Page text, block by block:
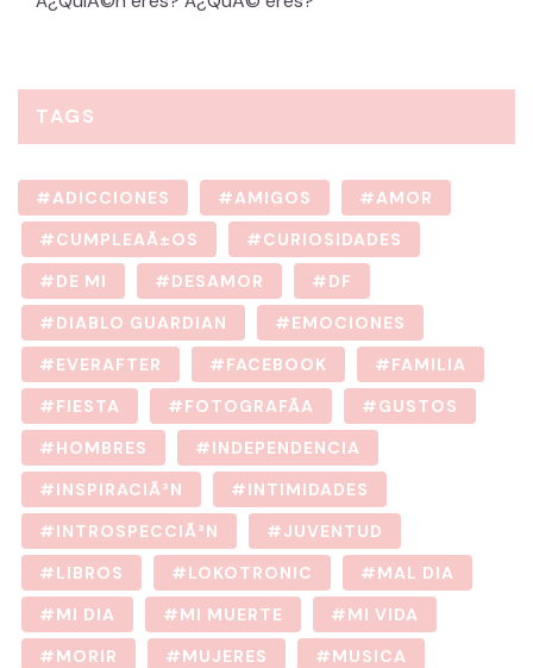
TAGS
ADICCIONES AMIGOS
AMOR
CUMPLEAÃ±OS
CURIOSIDADES
DE MI
DESAMOR
DF
DIABLO GUARDIAN
EMOCIONES
EVERAFTER
FACEBOOK
FAMILIA
FIESTA
FOTOGRAFÃ­A
GUSTOS
HOMBRES
INDEPENDENCIA
INSPIRACIÃ³N
INTIMIDADES
INTROSPECCIÃ³N
JUVENTUD
LIBROS
LOKOTRONIC
MAL DIA
MI DIA
MI MUERTE
MI VIDA
MORIR
MUJERES
MUSICA